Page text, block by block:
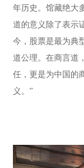
年历史。馆藏绝大
道的意义除了表示
今，股票是最为典
道公理。在商言道
任，更是为中国的
义。”